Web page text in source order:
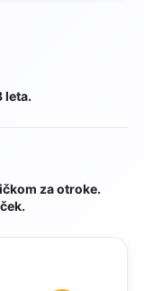
leta.
za otroke.